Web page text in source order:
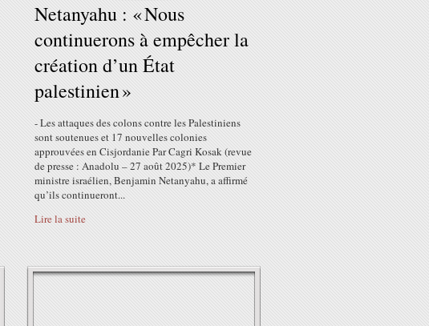
Netanyahu : « Nous
continuerons à empêcher la
création d’un État
palestinien »
- Les attaques des colons contre les Palestiniens
sont soutenues et 17 nouvelles colonies
approuvées en Cisjordanie Par Cagri Kosak (revue
de presse : Anadolu – 27 août 2025)* Le Premier
ministre israélien, Benjamin Netanyahu, a affirmé
qu’ils continueront...
Lire la suite